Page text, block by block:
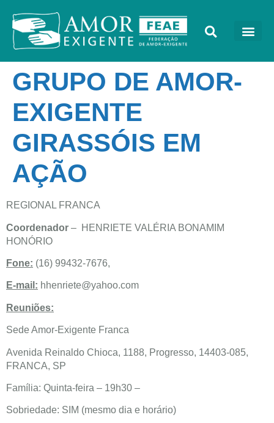
GRUPO DE AMOR-
EXIGENTE
GIRASSÓIS EM
AÇÃO
REGIONAL FRANCA
Coordenador – HENRIETE VALÉRIA BONAMIM
HONÓRIO
Fone: (16) 99432-7676,
E-mail: hhenriete@yahoo.com
Reuniões:
Sede Amor-Exigente Franca
Avenida Reinaldo Chioca, 1188, Progresso, 14403-085,
FRANCA, SP
Família: Quinta-feira – 19h30 –
Sobriedade: SIM (mesmo dia e horário)